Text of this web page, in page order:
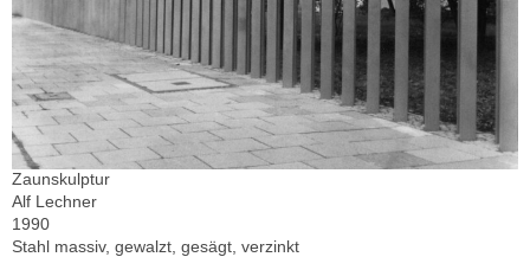
Zaunskulptur
Alf Lechner
1990
Stahl massiv, gewalzt, gesägt, verzinkt